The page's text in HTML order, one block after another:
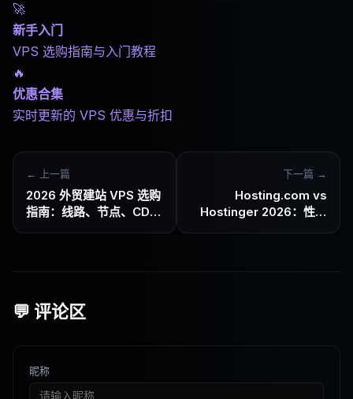
🚀
新手入门
VPS 选购指南与入门教程
🔥
优惠合集
实时更新的 VPS 优惠与折扣
← 上一篇
2026 外贸建站 VPS 选购
指南：线路、节点、CDN
下一篇 →
Hosting.com vs
Hostinger 2026：性能
💬 评论区
昵称